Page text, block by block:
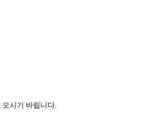
오시기 바립니다.